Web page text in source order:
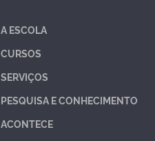
A ESCOLA
CURSOS
SERVIÇOS
PESQUISA E CONHECIMENTO
ACONTECE